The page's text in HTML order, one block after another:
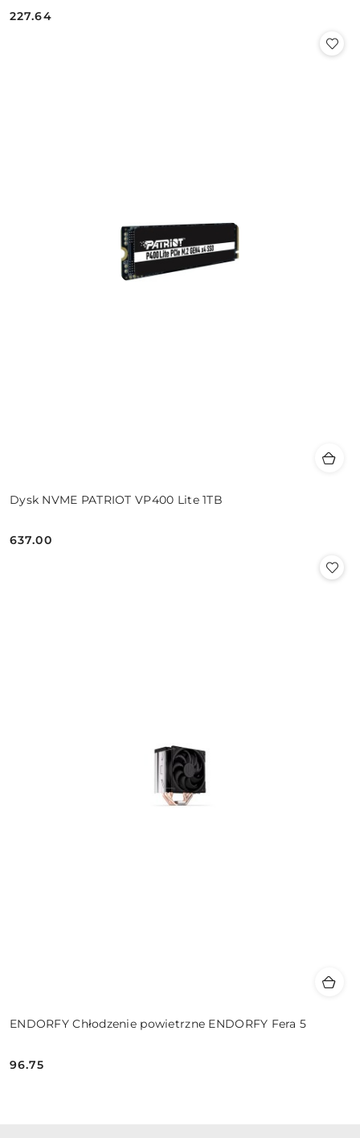
Cena:
227.64
Dysk NVME PATRIOT VP400 Lite 1TB
Cena:
637.00
ENDORFY Chłodzenie powietrzne ENDORFY Fera 5
Cena:
96.75